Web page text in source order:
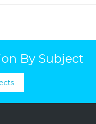
By Subject